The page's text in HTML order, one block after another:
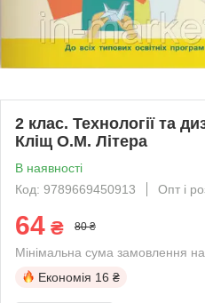
2 клас. Технології та
Кліщ О.М. Літера
В наявності
Код: 9789669450913
Опт і
64 ₴ 80 ₴
Мінімальна сума замовлення
Економія 16 ₴